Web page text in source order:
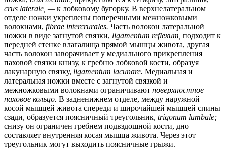
crus laterale, —к лобковому бугорку. В верхнелатеральном
отделе ножки укреплены поперечными межножковыми
волокнами, fibrae intercrurales. Часть волокон латеральной
ножки в виде загнутой связки, ligamentum reflexum, подходит к
передней стенке влагалища прямой мышцы живота, другая
часть волокон заворачивает у медиального прикрепления
паховой связки книзу, к гребню лобковой кости, образуя
лакунарную связку, ligamentum lacunare. Медиальная и
латеральная ножки вместе с загнутой связкой и
межножковыми волокнами ограничивают поверхностное
паховое кольцо. В задненижнем отделе, между наружной
косой мышцей живота спереди и широчайшей мышцей спины
сзади, образуется поясничный треугольник, trigonum lumbale;
снизу он ограничен гребнем подвздошной кости, дно
составляет внутренняя косая мышца живота. Через этот
треугольник могут выходить поясничные грыжи.